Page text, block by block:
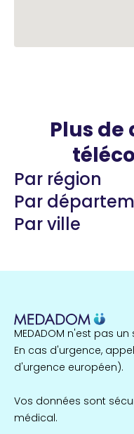
Plus de
Par région
857
Par
Par ville
1
MEDADOM n'est pas
En cas d'urgence,
d'urgence européen).
Vos données sont
médical.